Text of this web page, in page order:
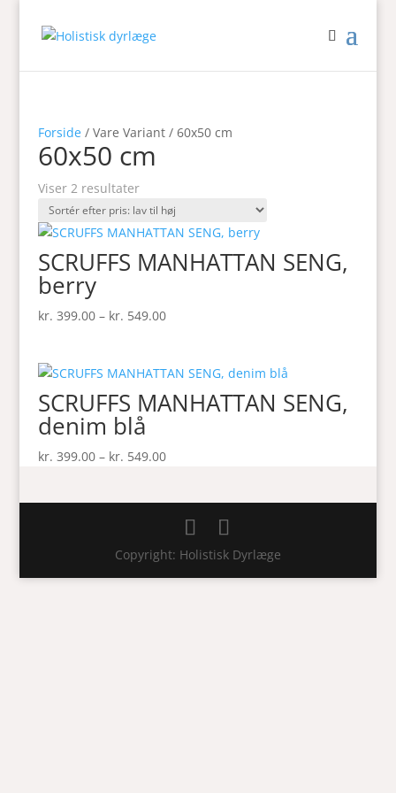
Forside/ Vare Variant / 60x50 cm
60x50 cm
Viser 2 resultaterSorteret
efter
pris:
til
SCRUFFS MANHATTAN SENG,
berry
kr. 399.00 – kr. 549.00Prisinterval:
kr. 549.00
SCRUFFS MANHATTAN SENG,
denim blå
kr. 399.00 – kr. 549.00Prisinterval:
kr. 549.00
Copyright: Holistisk Dyrlæge